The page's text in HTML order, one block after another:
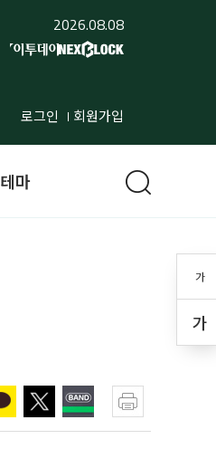
2026.08.08
로그인 회원가입
가
가
테마